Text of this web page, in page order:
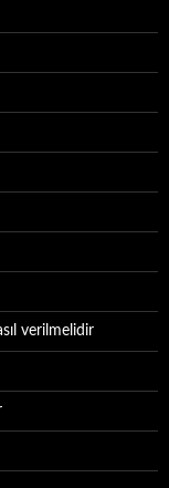
verilmelidir